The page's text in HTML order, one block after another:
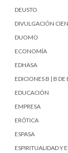
DEUSTO
DIVULGACIÓN
DUOMO
ECONOMÍA
EDHASA
EDICIONES B | B DE
EDUCACIÓN
EMPRESA
ERÓTICA
ESPASA
ESPIRITUALIDAD Y